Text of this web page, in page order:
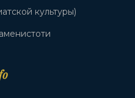
культуры)